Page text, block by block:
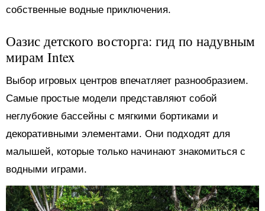
собственные водные приключения.
Оазис детского восторга: гид по надувным
мирам Intex
Выбор игровых центров впечатляет разнообразием.
Самые простые модели представляют собой
неглубокие бассейны с мягкими бортиками и
декоративными элементами. Они подходят для
малышей, которые только начинают знакомиться с
водными играми.